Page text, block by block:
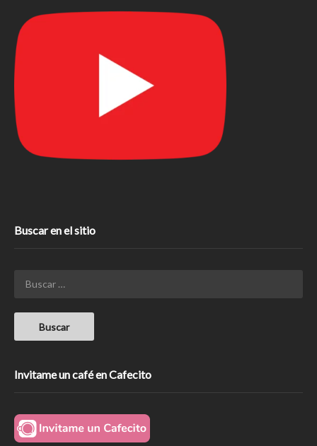
Buscar en el sitio
Invitame un café en Cafecito